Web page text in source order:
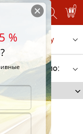
0
Заказать услугу
по:
%